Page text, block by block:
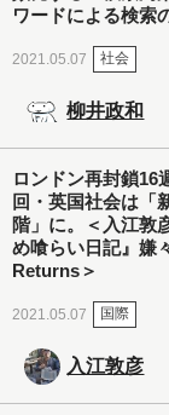
ワードによる検索
2021.05.07 社会
柳井政和
ロンドン再封鎖16
回・英国社会は「
階」に。＜入江敦
め喰らい日記』嫌
Returns＞
2021.05.07 国際
入江敦彦